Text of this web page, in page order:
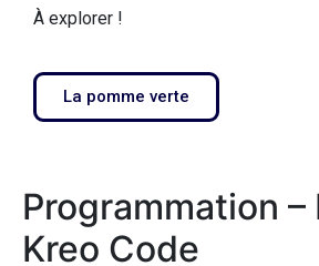
À explorer !
La pomme verte
Programmation –
Kreo Code